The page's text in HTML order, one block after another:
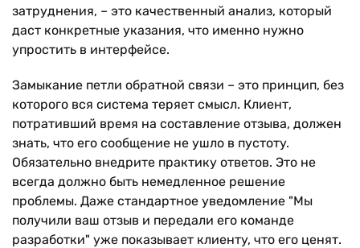
затруднения, – это качественный анализ, который
даст конкретные указания, что именно нужно
упростить в интерфейсе.
Замыкание петли обратной связи – это принцип, без
которого вся система теряет смысл. Клиент,
потративший время на составление отзыва, должен
знать, что его сообщение не ушло в пустоту.
Обязательно внедрите практику ответов. Это не
всегда должно быть немедленное решение
проблемы. Даже стандартное уведомление "Мы
получили ваш отзыв и передали его команде
разработки" уже показывает клиенту, что его ценят.